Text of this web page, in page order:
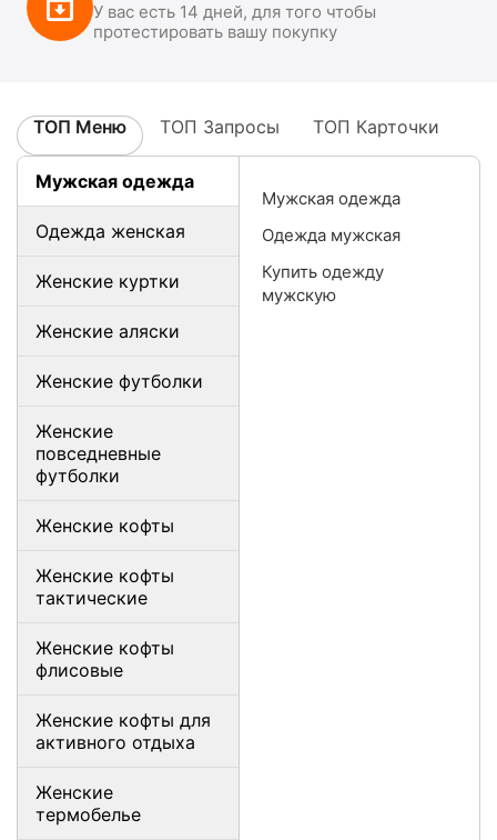
У вас есть 14 дней, для того чтобы
протестировать вашу покупку
ТОП Меню ТОП Запросы ТОП Карточки
Мужская одежда
Одежда женская
Женские куртки
Женские аляски
Женские футболки
Женские
повседневные
футболки
Женские кофты
Женские кофты
тактические
Женские кофты
флисовые
Женские кофты для
активного отдыха
Женские
термобелье
Мужская одежда
Одежда мужская
Купить одежду
мужскую